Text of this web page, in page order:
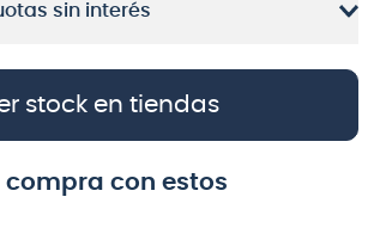
sin interés
stock en tiendas
con estos